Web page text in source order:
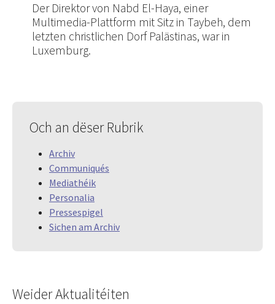
Der Direktor von Nabd El-Haya, einer
Multimedia-Plattform mit Sitz in Taybeh, dem
letzten christlichen Dorf Palästinas, war in
Luxemburg.
Och an dëser Rubrik
Archiv
Communiqués
Mediathéik
Personalia
Pressespigel
Sichen am Archiv
Weider Aktualitéiten